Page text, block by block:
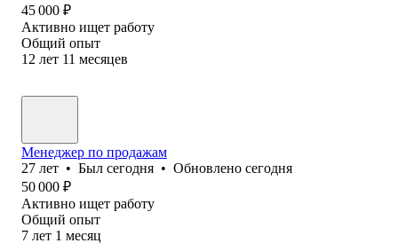
45 000 ₽
Активно ищет работу
Общий опыт
12 лет 11 месяцев
Менеджер по продажам
27 лет • Был сегодня • Обновлено сегодня
50 000 ₽
Активно ищет работу
Общий опыт
7 лет 1 месяц